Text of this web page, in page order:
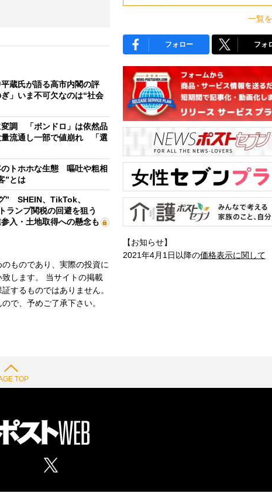
蔵氏が語る高市内閣の評
」いま不可欠なのは“社会
変調 「ボンドロ」は依然品
量流通し一部で値崩れ 「選
のトホホな生態 嘔吐や粗相
”とは
” SHEIN、TikTok、
ランプ関税の回避を狙う
入・土地取得への懸念も
ものであり、実際の投資に
します。 当サイトの掲載
するものではありません。
で、予めご了承下さい。
一覧
フォロー フォ
【お知らせ】
2021年4月1日以降の価格表示に関して
TOP